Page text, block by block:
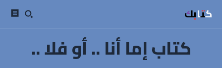
كتابك
كتاب إما أنا .. أو فلا ..